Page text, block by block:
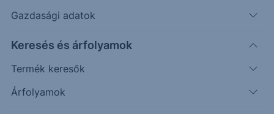
Gazdasági adatok
Keresés és árfolyamok
Termék keresők
Árfolyamok
Előző záró:
164.800
Árfolyamértesítő rögzítése
További információk kérése